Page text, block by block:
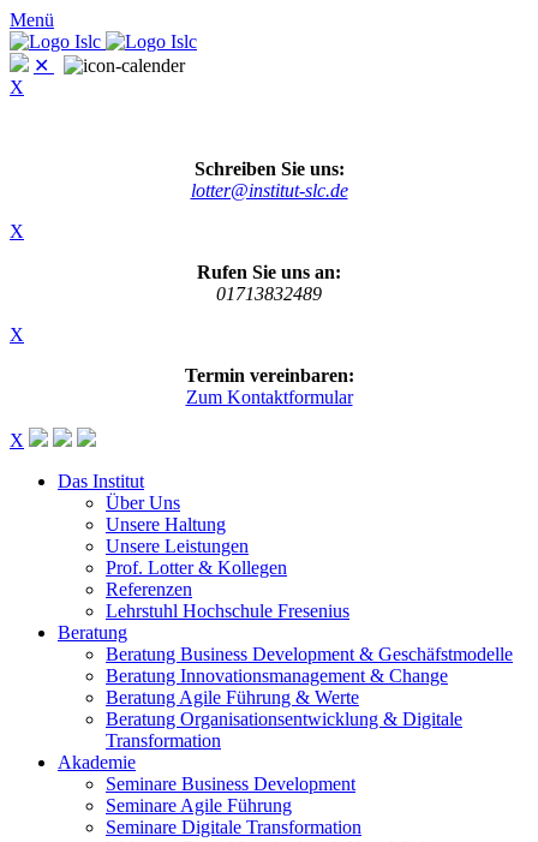
Menü
✕
X
Schreiben Sie uns:
lotter@institut-slc.de
X
Rufen Sie uns an:
01713832489
X
Termin vereinbaren:
Zum Kontaktformular
X
Das Institut
Über Uns
Unsere Haltung
Unsere Leistungen
Prof. Lotter & Kollegen
Referenzen
Lehrstuhl Hochschule Fresenius
Beratung
Beratung Business Development & Geschäfstmodelle
Beratung Innovationsmanagement & Change
Beratung Agile Führung & Werte
Beratung Organisationsentwicklung & Digitale
Transformation
Akademie
Seminare Business Development
Seminare Agile Führung
Seminare Digitale Transformation